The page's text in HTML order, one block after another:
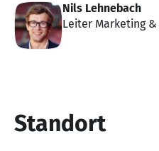
Nils Lehnebach
Leiter Marketing
Standort